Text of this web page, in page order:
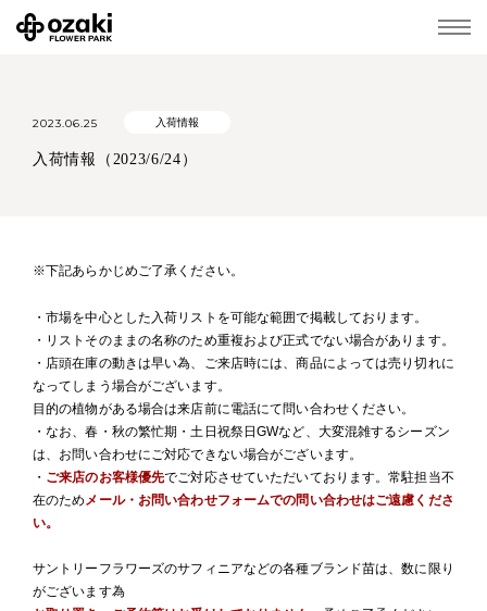
2023.06.25 入荷情報
入荷情報（2023/6/24）
※下記あらかじめご了承ください。
・市場を中心とした入荷リストを可能な範囲で掲載しております。
・リストそのままの名称のため重複および正式でない場合があります。
・店頭在庫の動きは早い為、ご来店時には、商品によっては売り切れに
なってしまう場合がございます。
目的の植物がある場合は来店前に電話にて問い合わせください。
・なお、春・秋の繁忙期・土日祝祭日GWなど、大変混雑するシーズン
は、お問い合わせにご対応できない場合がございます。
・ ご来店のお客様優先でご対応させていただいております。常駐担当不
在のため メール・お問い合わせフォームでの問い合わせはご遠慮くださ
い。
サントリーフラワーズのサフィニアなどの各種ブランド苗は、数に限り
がございます為